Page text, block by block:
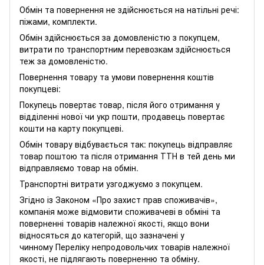
Обмін та повернення не здійснюється на натільні речі:
піжами, комплекти.
Обмін здійснюється за домовленістю з покупцем,
витрати по транспортним перевозкам здійснюється
теж за домовленістю.
Повернення товару та умови повернення коштів
покупцеві:
Покупець повертає товар, після його отримання у
відділенні нової чи укр пошти, продавець повертає
кошти на карту покупцеві.
Обмін товару відбувається так: покупець відправляє
товар поштою та після отримання ТТН в тей день ми
відправляємо товар на обмін.
Транспортні витрати узгоджуємо з покупцем.
Згідно із Законом «Про захист прав споживачів»,
компанія може відмовити споживачеві в обміні та
поверненні товарів належної якості, якщо вони
відносяться до категорій, що зазначені у
чинному Переліку непродовольчих товарів належної
якості, не підлягають поверненню та обміну.